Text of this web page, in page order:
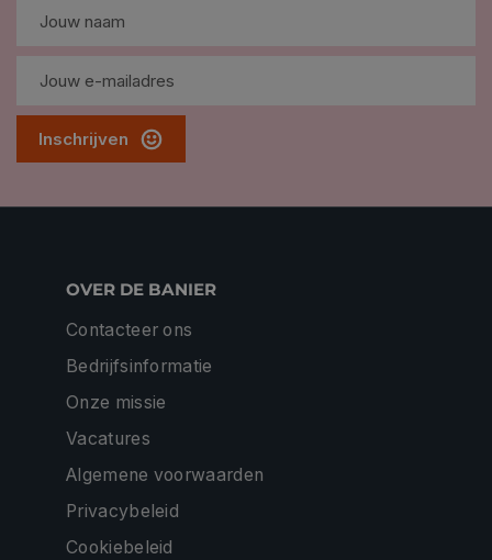
Inschrijven
OVER DE BANIER
Contacteer ons
Bedrijfsinformatie
Onze missie
Vacatures
Algemene voorwaarden
Privacybeleid
Cookiebeleid